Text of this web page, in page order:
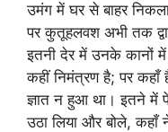
उमंग में घर से बाहर
पर कुतूहलवश अभी तक
इतनी देर में उनके कानों में
कहीं निमंत्रण है; पर
ज्ञात न हुआ था। इतने में
उठा लिया और बोले, कहाँ